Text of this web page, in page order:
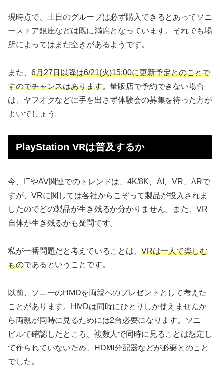
現時点で、土日のグループは必ず購入できるとあってソニ
ーストア銀座などは既に満席となっています。それでも場
所によってはまだ空きがあるようです。
また、 6月27日以降は6/21(火)15:00に更新予定とのことで
すのでチャンスはあります。量販店で予約できない場合
は、ヤフオクなどに手を出さず体験会の募集を待った方が
よいでしょう。
PlayStation VRは普及するか
今、ITやAV関連でのトレンドは、4K/8K、AI、VR、ARで
すが、VRに関しては各社からこぞって製品が投入されま
したのでどの製品が生き残るか分かりません。また、VR
自体が生き残るかも疑問です。
私が一番問題だと考えていることは、 VRは一人で楽しむ
ものであるということです。
以前、ソニーのHMDを両親へのプレゼントとして考えた
ことがあります。HMDは同時にひとりしか使えませんか
ら両親が同時に見るためには2台必要になります。ソニー
ビルで確認したところ、複数人で同時に見ることは想定し
て作られていないため、HDMI分配器などが必要とのこと
でした。